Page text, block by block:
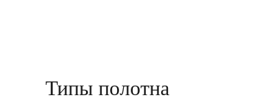
Типы полотна